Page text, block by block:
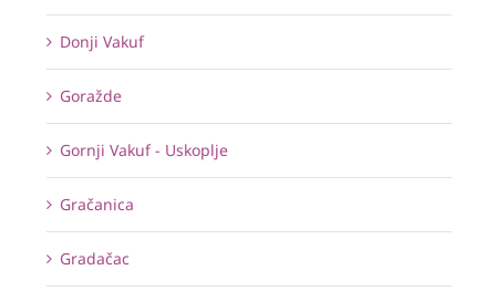
Donji Vakuf
Goražde
Gornji Vakuf - Uskoplje
Gračanica
Gradačac